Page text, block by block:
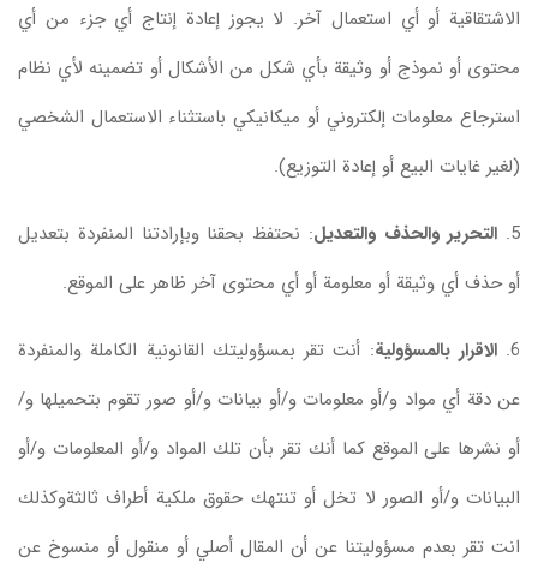
الاشتقاقية أو أي استعمال آخر. لا يجوز إعادة إنتاج أي جزء من أي
محتوى أو نموذج أو وثيقة بأي شكل من الأشكال أو تضمينه لأي نظام
استرجاع معلومات إلكتروني أو ميكانيكي باستثناء الاستعمال الشخصي
(لغير غايات البيع أو إعادة التوزيع).
5. التحرير والحذف والتعديل: نحتفظ بحقنا وبإرادتنا المنفردة بتعديل
أو حذف أي وثيقة أو معلومة أو أي محتوى آخر ظاهر على الموقع.
6. الاقرار بالمسؤولية: أنت تقر بمسؤوليتك القانونية الكاملة والمنفردة
عن دقة أي مواد و/أو معلومات و/أو بيانات و/أو صور تقوم بتحميلها و/
أو نشرها على الموقع كما أنك تقر بأن تلك المواد و/أو المعلومات و/أو
البيانات و/أو الصور لا تخل أو تنتهك حقوق ملكية أطراف ثالثةوكذلك
انت تقر بعدم مسؤوليتنا عن أن المقال أصلي أو منقول أو منسوخ عن